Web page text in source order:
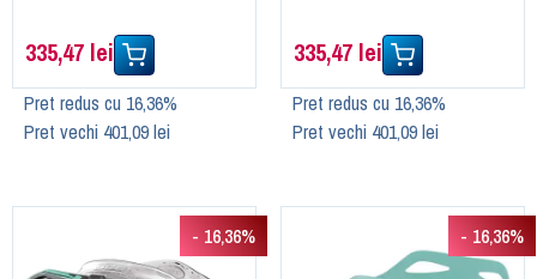
335,47 lei
Pret redus cu 16,36%
Pret vechi 401,09 lei
335,47 lei
Pret redus cu 16,36%
Pret vechi 401,09 lei
- 16,36% - 16,36%